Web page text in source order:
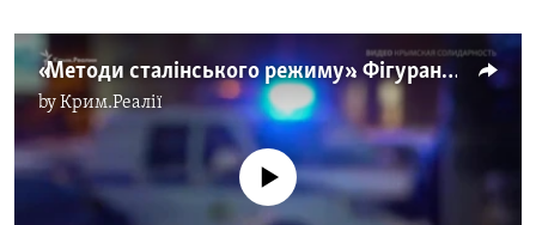
«Методи сталінського режиму». Фігуранти красногвардійської «справи Хізб ут-Тахрір» виступили з останнім словом (відео)
byКрим.Реалії
No media source currently available